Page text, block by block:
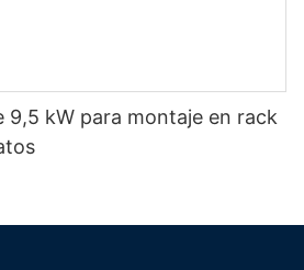
9,5 kW para montaje en rack